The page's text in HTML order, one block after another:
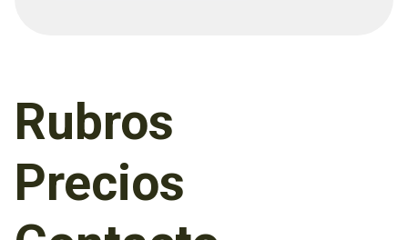
Rubros
Precios